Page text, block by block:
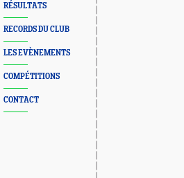
RÉSULTATS
RECORDS DU CLUB
LES EVÈNEMENTS
COMPÉTITIONS
CONTACT